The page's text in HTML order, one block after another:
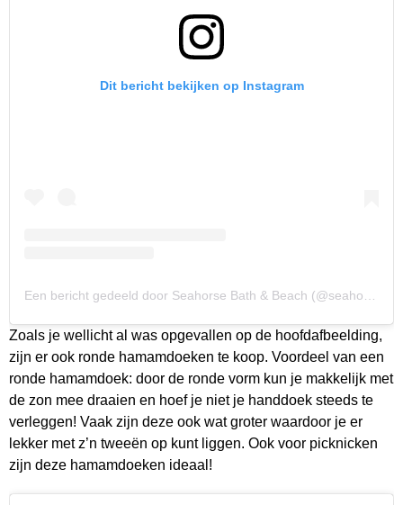
Dit bericht bekijken op Instagram
Zoals je wellicht al was opgevallen op de hoofdafbeelding,
zijn er ook ronde hamamdoeken te koop. Voordeel van een
ronde hamamdoek: door de ronde vorm kun je makkelijk met
de zon mee draaien en hoef je niet je handdoek steeds te
verleggen! Vaak zijn deze ook wat groter waardoor je er
lekker met z’n tweeën op kunt liggen. Ook voor picknicken
zijn deze hamamdoeken ideaal!